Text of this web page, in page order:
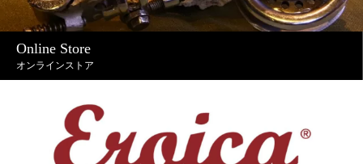
Online Store
オンラインストア